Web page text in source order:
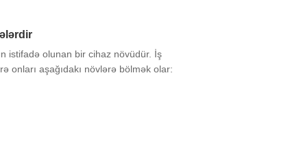
istifadə olunan bir cihaz növüdür. İş
onları aşağıdakı növlərə bölmək olar: